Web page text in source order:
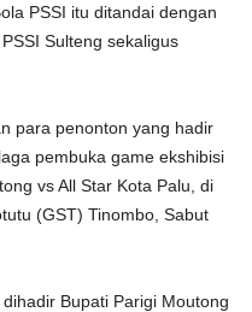
PSSI itu ditandai dengan
Sulteng sekaligus
para penonton yang hadir
pembuka game ekshibisi
vs All Star Kota Palu, di
(GST) Tinombo, Sabut
Bupati Parigi Moutong